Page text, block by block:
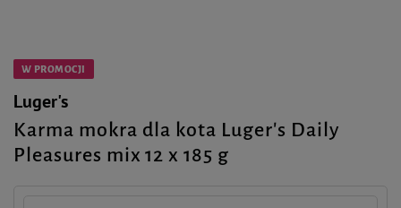
W PROMOCJI
Luger's
Karma mokra dla kota Luger's Daily
Pleasures mix 12 x 185 g